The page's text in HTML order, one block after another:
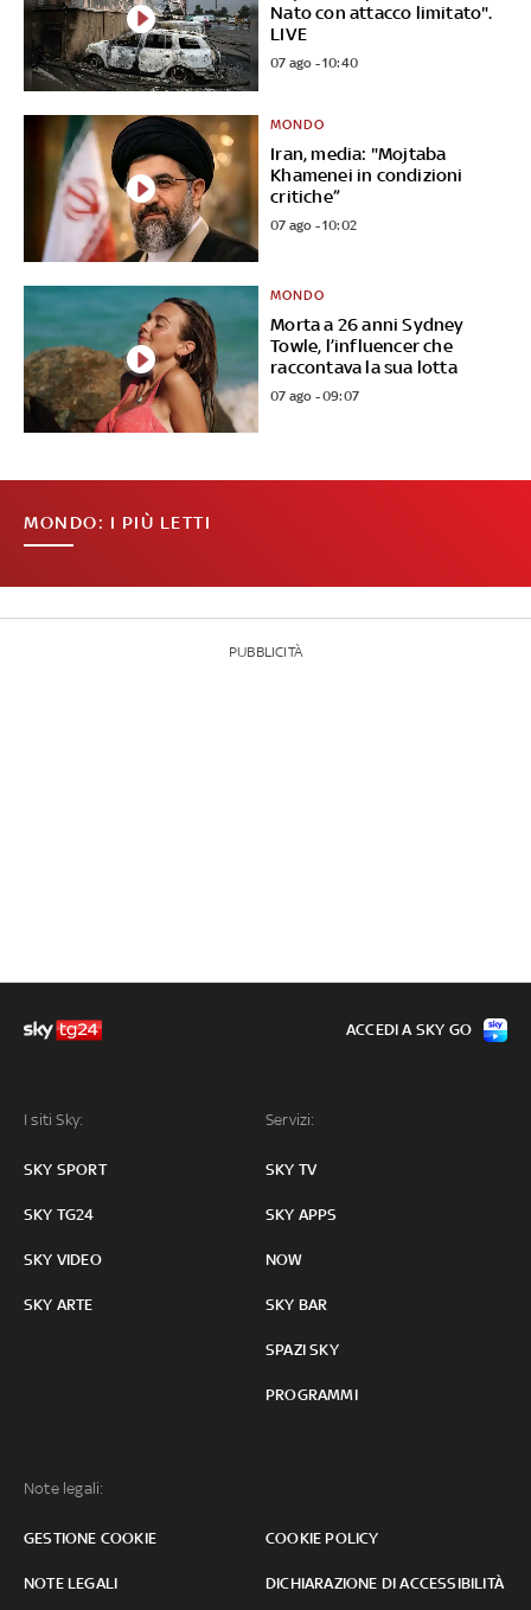
Nato con attacco limitato".
LIVE
07 ago - 10:40
Iran, media: "Mojtaba
Khamenei in condizioni
critiche”
MONDO
07 ago - 10:02
Morta a 26 anni Sydney
Towle, l’influencer che
raccontava la sua lotta
MONDO
07 ago - 09:07
MONDO: I PIÙ LETTI
PUBBLICITÀ
I siti Sky:
SKY SPORT
SKY TG24
SKY VIDEO
SKY ARTE
Servizi:
SKY TV
SKY APPS
NOW
SKY BAR
SPAZI SKY
PROGRAMMI
Note legali:
GESTIONE COOKIE COOKIE POLICY
NOTE LEGALI DICHIARAZIONE DI ACCESSIBILITÀ
ACCEDI A SKY GO